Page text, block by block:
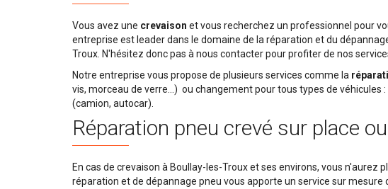
Vous avez une crevaison et vous recherchez un professionnel pour
entreprise est leader dans le domaine de la réparation et du
Troux. N'hésitez donc pas à nous contacter pour profiter de nos
Notre entreprise vous propose de plusieurs services comme la
vis, morceau de verre...) ou changement pour tous types de véhicules
(camion, autocar).
Réparation pneu crevé sur place
En cas de crevaison à Boullay-les-Troux et ses environs, vous n'aurez
réparation et de dépannage pneu vous apporte un service sur mesure